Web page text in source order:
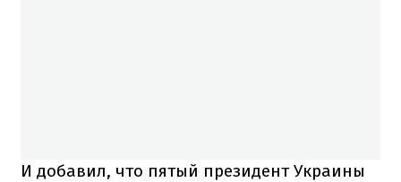
И добавил, что пятый президент Украины